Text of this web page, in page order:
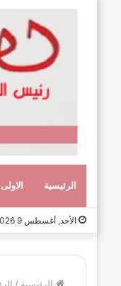
الرئيسية الاولى
الأحد, أغسطس 9 2026
الرئيسية /